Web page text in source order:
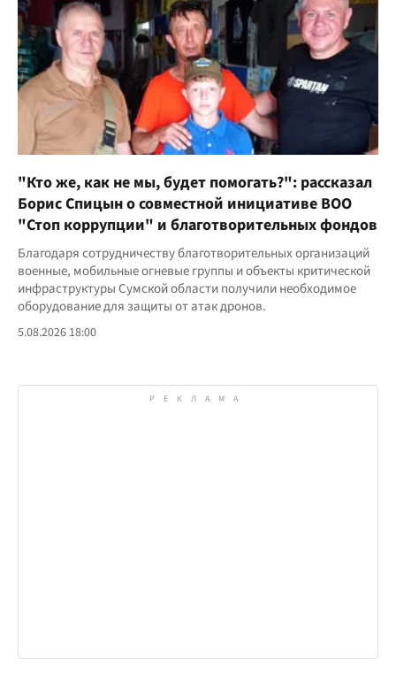
"Кто же, как не мы, будет помогать?": рассказал
Борис Спицын о совместной инициативе ВОО
"Стоп коррупции" и благотворительных фондов
Благодаря сотрудничеству благотворительных организаций
военные, мобильные огневые группы и объекты критической
инфраструктуры Сумской области получили необходимое
оборудование для защиты от атак дронов.
5.08.2026 18:00